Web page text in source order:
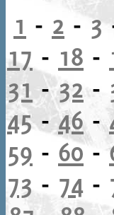
1 - 2 -3
17 - 18 -
31 -32-
45-46-
59 - 60-
73 - 74 -